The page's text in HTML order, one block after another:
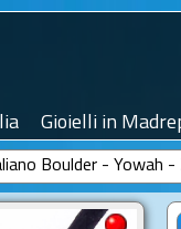
Gioielli in
Boulder - Yowah -